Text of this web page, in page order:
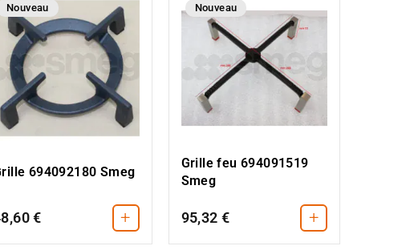
Nouveau
694092180 Smeg
€ +
Nouveau
Grille feu 694091519
Smeg
95,32 € +